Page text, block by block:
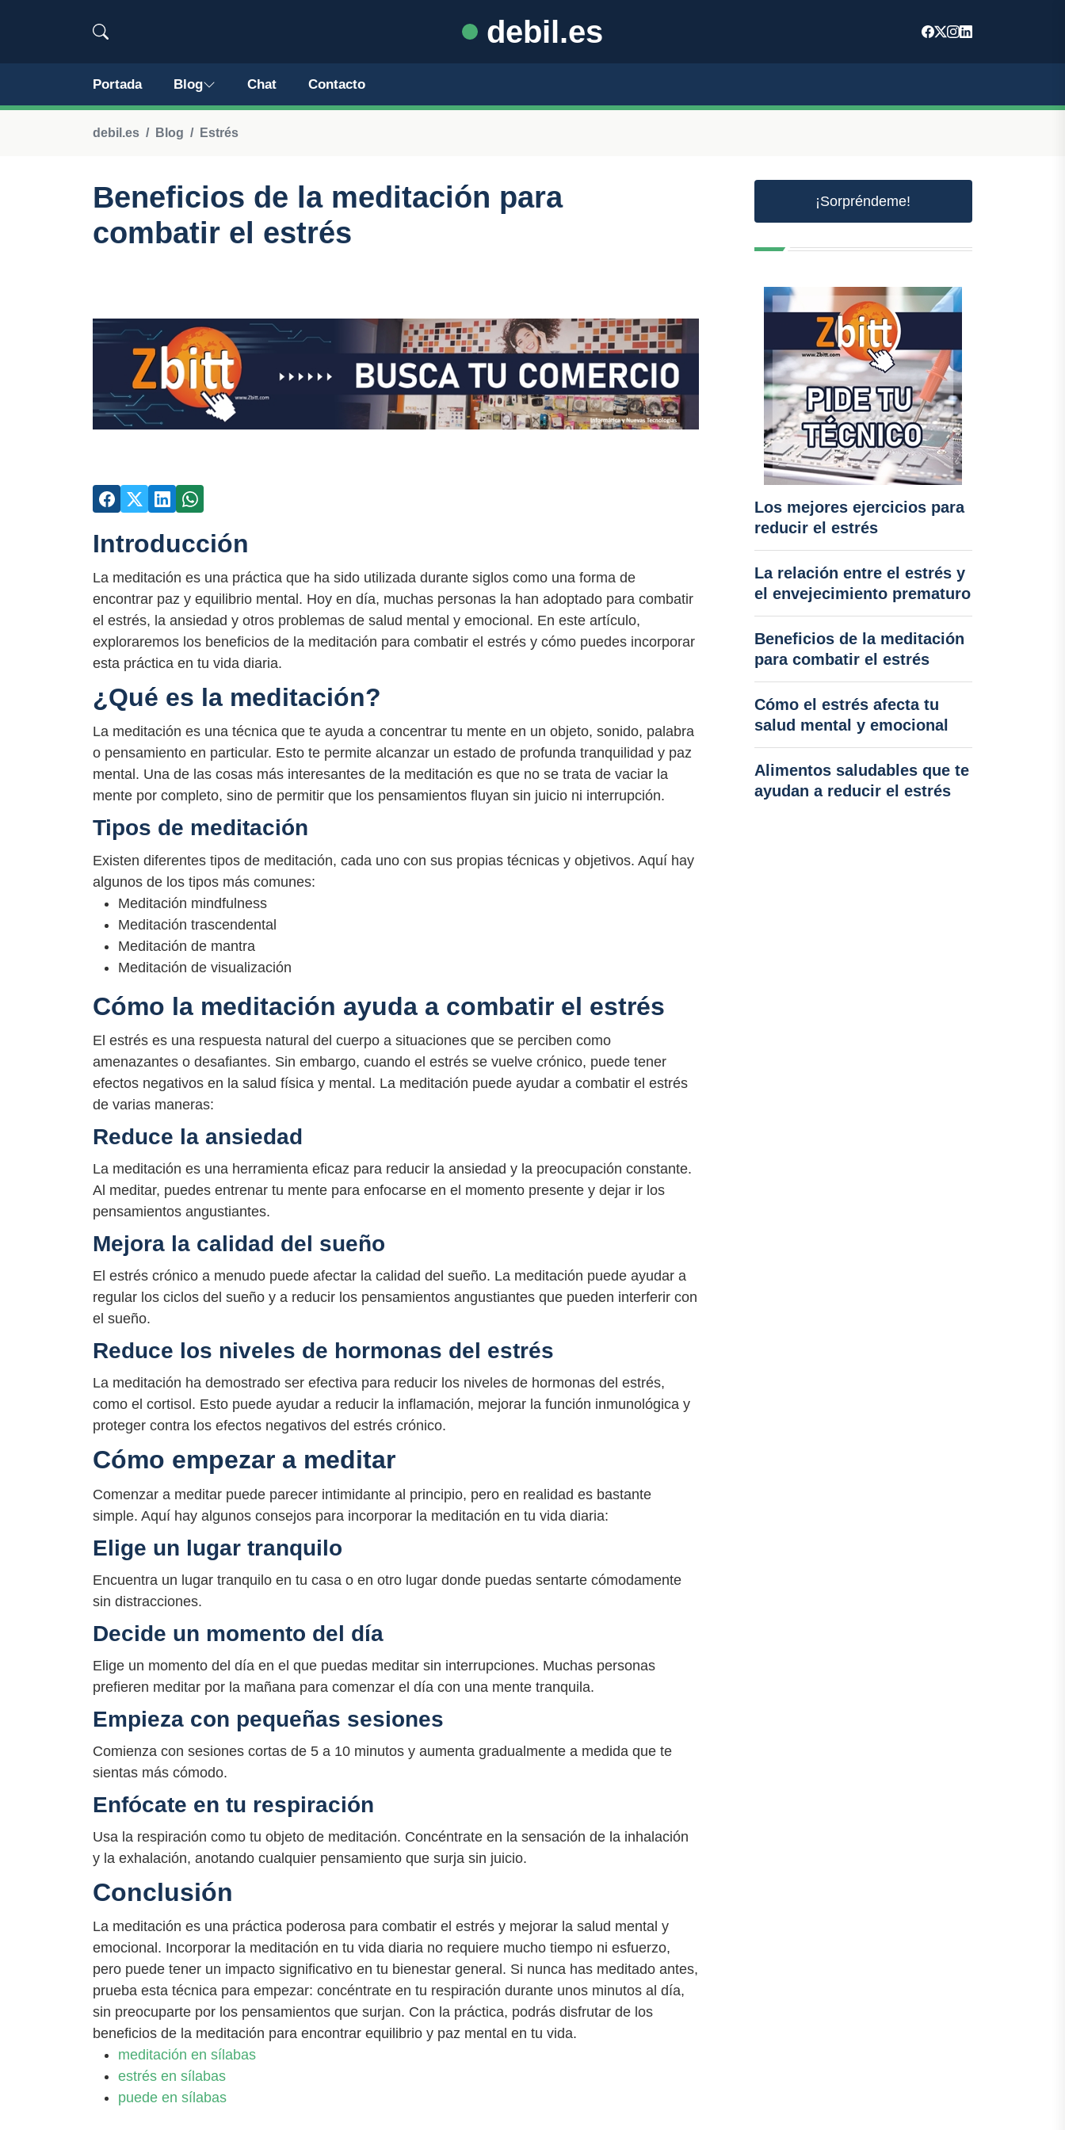
debil.es
Portada Blog Chat Contacto
debil.es Blog Estrés
Beneficios de la meditación para
combatir el estrés
Introducción
La meditación es una práctica que ha sido utilizada durante siglos como una forma de
encontrar paz y equilibrio mental. Hoy en día, muchas personas la han adoptado para combatir
el estrés, la ansiedad y otros problemas de salud mental y emocional. En este artículo,
exploraremos los beneficios de la meditación para combatir el estrés y cómo puedes incorporar
esta práctica en tu vida diaria.
¿Qué es la meditación?
La meditación es una técnica que te ayuda a concentrar tu mente en un objeto, sonido, palabra
o pensamiento en particular. Esto te permite alcanzar un estado de profunda tranquilidad y paz
mental. Una de las cosas más interesantes de la meditación es que no se trata de vaciar la
mente por completo, sino de permitir que los pensamientos fluyan sin juicio ni interrupción.
Tipos de meditación
Existen diferentes tipos de meditación, cada uno con sus propias técnicas y objetivos. Aquí hay
algunos de los tipos más comunes:
Meditación mindfulness
Meditación trascendental
Meditación de mantra
Meditación de visualización
Cómo la meditación ayuda a combatir el estrés
El estrés es una respuesta natural del cuerpo a situaciones que se perciben como
amenazantes o desafiantes. Sin embargo, cuando el estrés se vuelve crónico, puede tener
efectos negativos en la salud física y mental. La meditación puede ayudar a combatir el estrés
de varias maneras:
Reduce la ansiedad
La meditación es una herramienta eficaz para reducir la ansiedad y la preocupación constante.
Al meditar, puedes entrenar tu mente para enfocarse en el momento presente y dejar ir los
pensamientos angustiantes.
Mejora la calidad del sueño
El estrés crónico a menudo puede afectar la calidad del sueño. La meditación puede ayudar a
regular los ciclos del sueño y a reducir los pensamientos angustiantes que pueden interferir con
el sueño.
Reduce los niveles de hormonas del estrés
La meditación ha demostrado ser efectiva para reducir los niveles de hormonas del estrés,
como el cortisol. Esto puede ayudar a reducir la inflamación, mejorar la función inmunológica y
proteger contra los efectos negativos del estrés crónico.
Cómo empezar a meditar
Comenzar a meditar puede parecer intimidante al principio, pero en realidad es bastante
simple. Aquí hay algunos consejos para incorporar la meditación en tu vida diaria:
Elige un lugar tranquilo
Encuentra un lugar tranquilo en tu casa o en otro lugar donde puedas sentarte cómodamente
sin distracciones.
Decide un momento del día
Elige un momento del día en el que puedas meditar sin interrupciones. Muchas personas
prefieren meditar por la mañana para comenzar el día con una mente tranquila.
Empieza con pequeñas sesiones
Comienza con sesiones cortas de 5 a 10 minutos y aumenta gradualmente a medida que te
sientas más cómodo.
Enfócate en tu respiración
Usa la respiración como tu objeto de meditación. Concéntrate en la sensación de la inhalación
y la exhalación, anotando cualquier pensamiento que surja sin juicio.
Conclusión
La meditación es una práctica poderosa para combatir el estrés y mejorar la salud mental y
emocional. Incorporar la meditación en tu vida diaria no requiere mucho tiempo ni esfuerzo,
pero puede tener un impacto significativo en tu bienestar general. Si nunca has meditado antes,
prueba esta técnica para empezar: concéntrate en tu respiración durante unos minutos al día,
sin preocuparte por los pensamientos que surjan. Con la práctica, podrás disfrutar de los
beneficios de la meditación para encontrar equilibrio y paz mental en tu vida.
meditación en sílabas
estrés en sílabas
puede en sílabas
¡Sorpréndeme!
Los mejores ejercicios para
reducir el estrés
La relación entre el estrés y
el envejecimiento prematuro
Beneficios de la meditación
para combatir el estrés
Cómo el estrés afecta tu
salud mental y emocional
Alimentos saludables que te
ayudan a reducir el estrés